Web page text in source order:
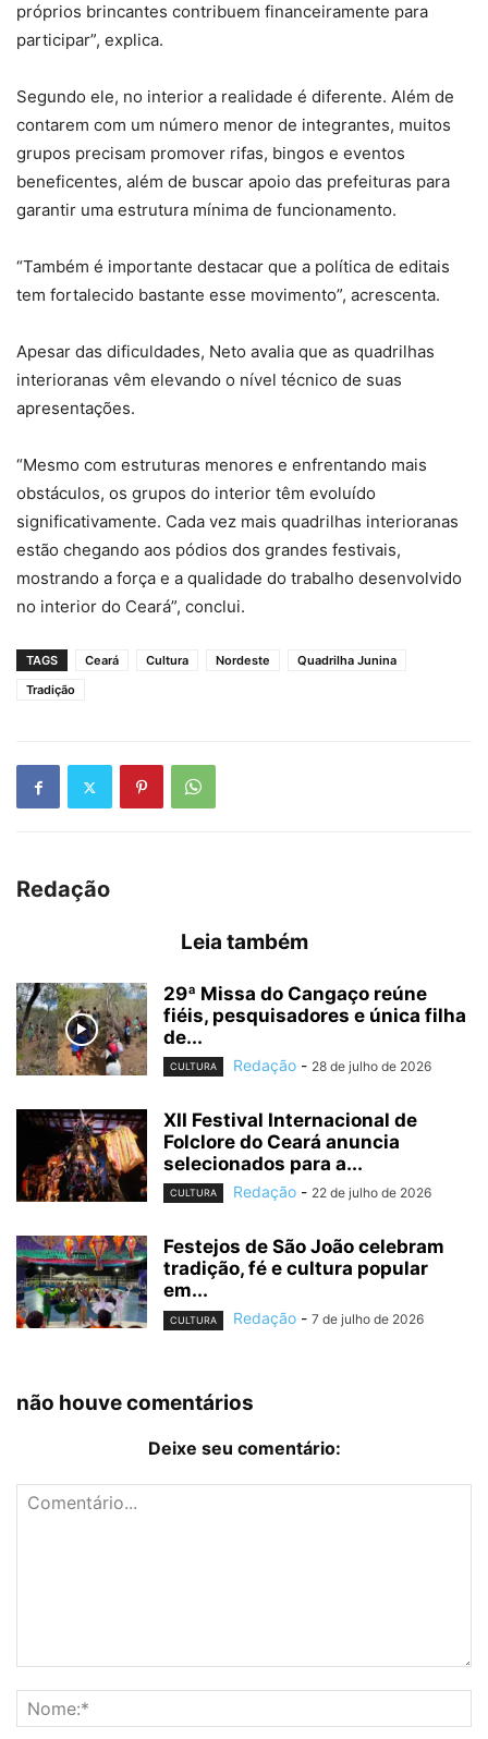
próprios brincantes contribuem financeiramente para
participar”, explica.
Segundo ele, no interior a realidade é diferente. Além de
contarem com um número menor de integrantes, muitos
grupos precisam promover rifas, bingos e eventos
beneficentes, além de buscar apoio das prefeituras para
garantir uma estrutura mínima de funcionamento.
“Também é importante destacar que a política de editais
tem fortalecido bastante esse movimento”, acrescenta.
Apesar das dificuldades, Neto avalia que as quadrilhas
interioranas vêm elevando o nível técnico de suas
apresentações.
“Mesmo com estruturas menores e enfrentando mais
obstáculos, os grupos do interior têm evoluído
significativamente. Cada vez mais quadrilhas interioranas
estão chegando aos pódios dos grandes festivais,
mostrando a força e a qualidade do trabalho desenvolvido
no interior do Ceará”, conclui.
TAGS Ceará Cultura Nordeste
Quadrilha Junina
Tradição
Redação
Leia também
29ª Missa do Cangaço reúne
fiéis, pesquisadores e única filha
de...
CULTURA Redação - 28 de julho de 2026
XII Festival Internacional de
Folclore do Ceará anuncia
selecionados para a...
CULTURA Redação - 22 de julho de 2026
Festejos de São João celebram
tradição, fé e cultura popular
em...
CULTURA Redação - 7 de julho de 2026
não houve comentários
Deixe seu comentário: